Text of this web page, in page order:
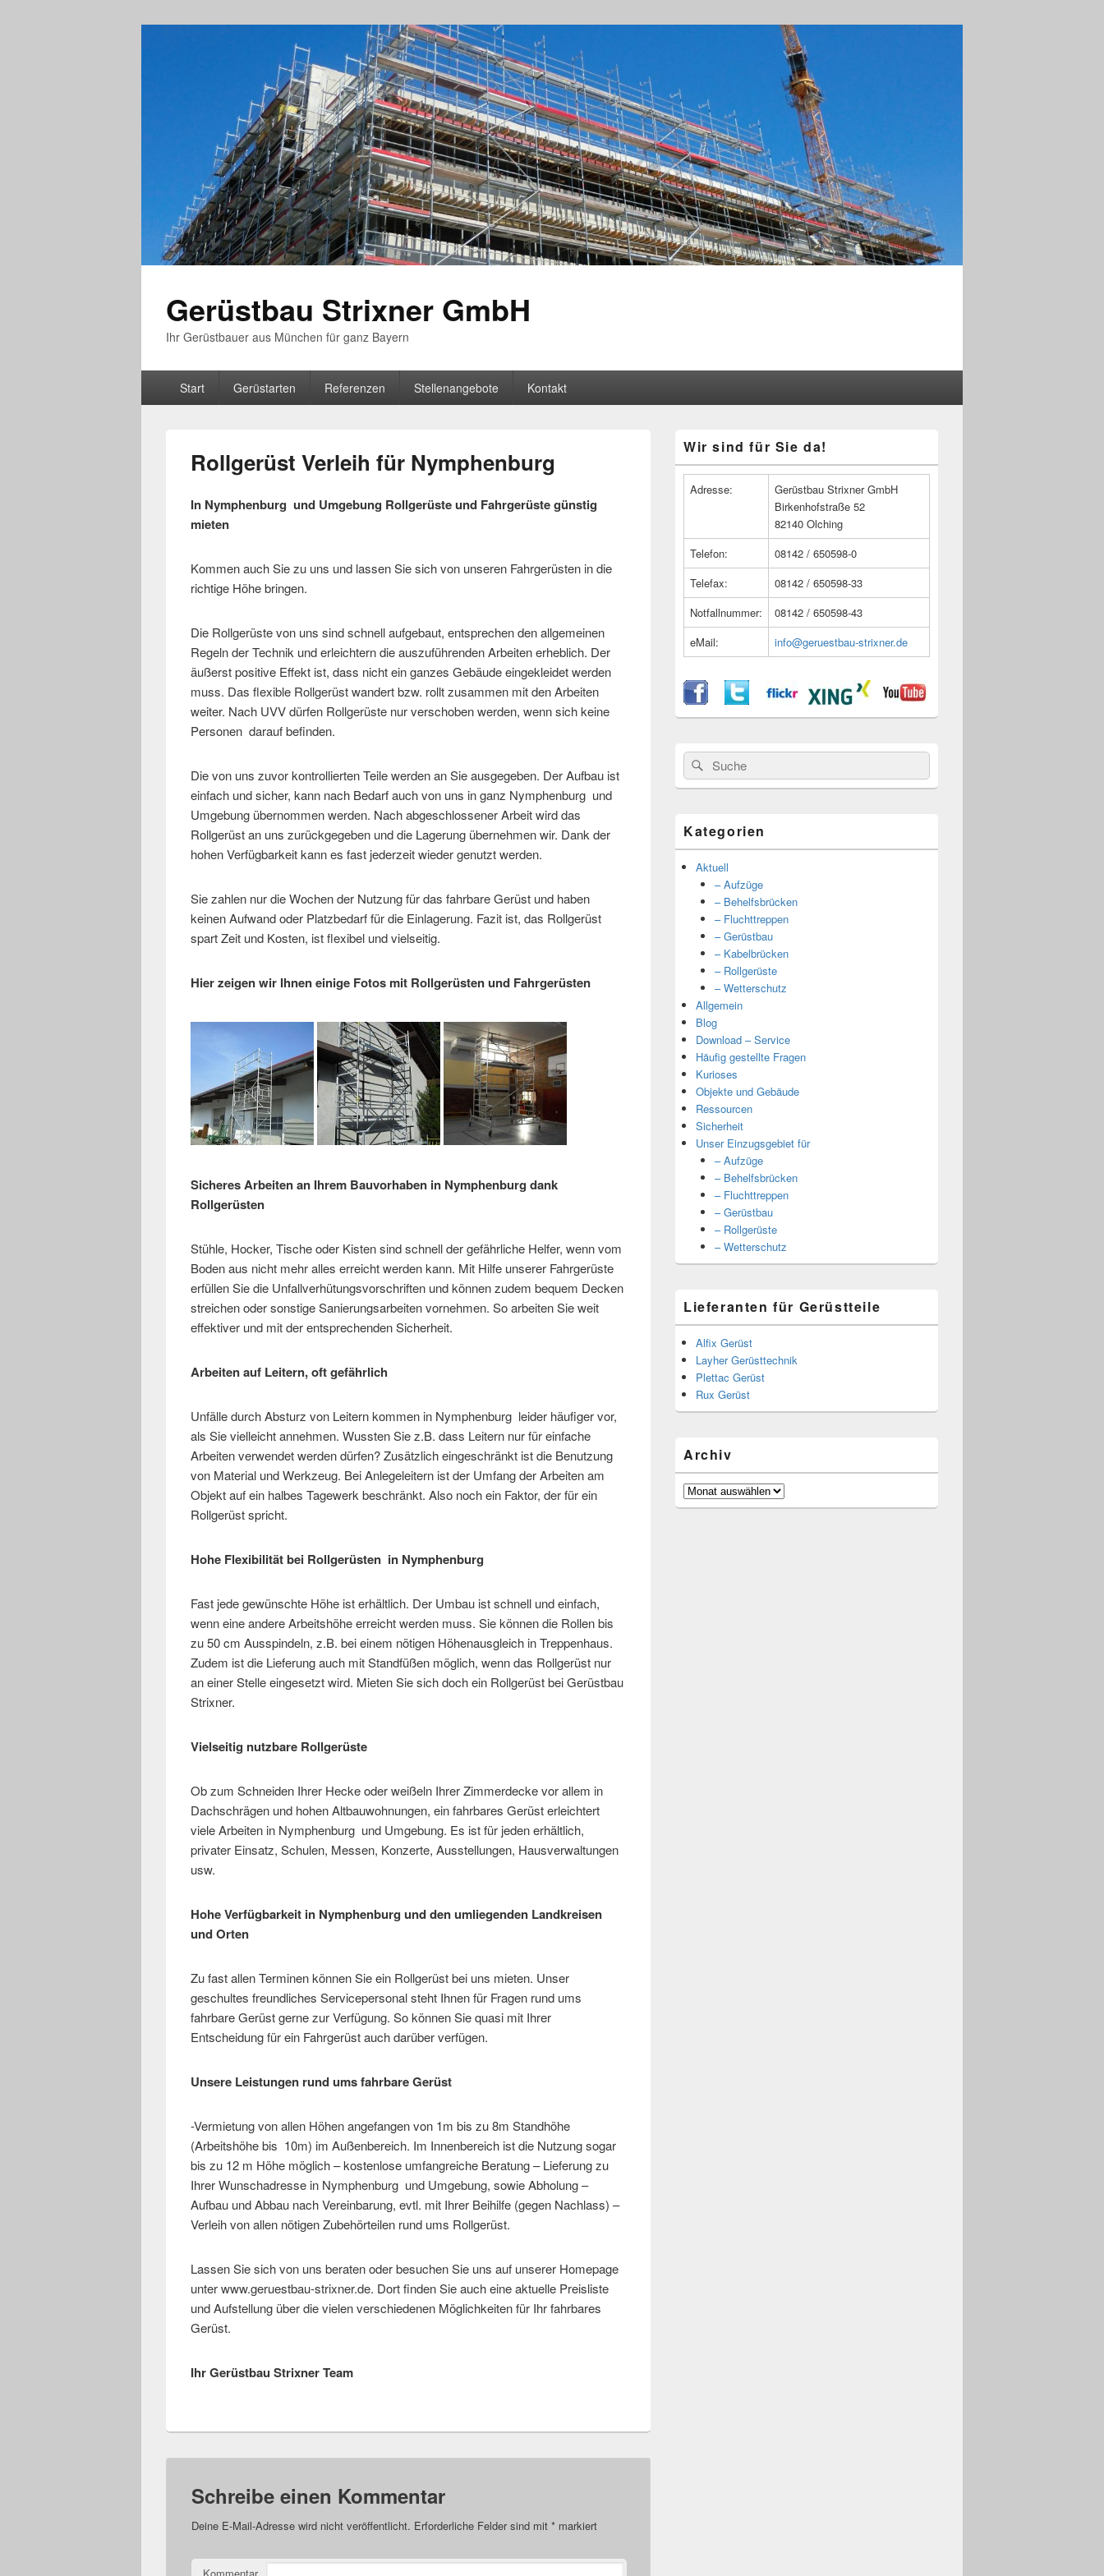
Gerüstbau Strixner GmbH
Ihr Gerüstbauer aus München für ganz Bayern
Start Gerüstarten Referenzen Stellenangebote Kontakt
Rollgerüst Verleih für Nymphenburg
In Nymphenburg und Umgebung Rollgerüste und Fahrgerüste günstig
mieten
Kommen auch Sie zu uns und lassen Sie sich von unseren Fahrgerüsten in die
richtige Höhe bringen.
Die Rollgerüste von uns sind schnell aufgebaut, entsprechen den allgemeinen
Regeln der Technik und erleichtern die auszuführenden Arbeiten erheblich. Der
äußerst positive Effekt ist, dass nicht ein ganzes Gebäude eingekleidet werden
muss. Das flexible Rollgerüst wandert bzw. rollt zusammen mit den Arbeiten
weiter. Nach UVV dürfen Rollgerüste nur verschoben werden, wenn sich keine
Personen darauf befinden.
Die von uns zuvor kontrollierten Teile werden an Sie ausgegeben. Der Aufbau ist
einfach und sicher, kann nach Bedarf auch von uns in ganz Nymphenburg und
Umgebung übernommen werden. Nach abgeschlossener Arbeit wird das
Rollgerüst an uns zurückgegeben und die Lagerung übernehmen wir. Dank der
hohen Verfügbarkeit kann es fast jederzeit wieder genutzt werden.
Sie zahlen nur die Wochen der Nutzung für das fahrbare Gerüst und haben
keinen Aufwand oder Platzbedarf für die Einlagerung. Fazit ist, das Rollgerüst
spart Zeit und Kosten, ist flexibel und vielseitig.
Hier zeigen wir Ihnen einige Fotos mit Rollgerüsten und Fahrgerüsten
Sicheres Arbeiten an Ihrem Bauvorhaben in Nymphenburg dank
Rollgerüsten
Stühle, Hocker, Tische oder Kisten sind schnell der gefährliche Helfer, wenn vom
Boden aus nicht mehr alles erreicht werden kann. Mit Hilfe unserer Fahrgerüste
erfüllen Sie die Unfallverhütungsvorschriften und können zudem bequem Decken
streichen oder sonstige Sanierungsarbeiten vornehmen. So arbeiten Sie weit
effektiver und mit der entsprechenden Sicherheit.
Arbeiten auf Leitern, oft gefährlich
Unfälle durch Absturz von Leitern kommen in Nymphenburg leider häufiger vor,
als Sie vielleicht annehmen. Wussten Sie z.B. dass Leitern nur für einfache
Arbeiten verwendet werden dürfen? Zusätzlich eingeschränkt ist die Benutzung
von Material und Werkzeug. Bei Anlegeleitern ist der Umfang der Arbeiten am
Objekt auf ein halbes Tagewerk beschränkt. Also noch ein Faktor, der für ein
Rollgerüst spricht.
Hohe Flexibilität bei Rollgerüsten in Nymphenburg
Fast jede gewünschte Höhe ist erhältlich. Der Umbau ist schnell und einfach,
wenn eine andere Arbeitshöhe erreicht werden muss. Sie können die Rollen bis
zu 50 cm Ausspindeln, z.B. bei einem nötigen Höhenausgleich in Treppenhaus.
Zudem ist die Lieferung auch mit Standfüßen möglich, wenn das Rollgerüst nur
an einer Stelle eingesetzt wird. Mieten Sie sich doch ein Rollgerüst bei Gerüstbau
Strixner.
Vielseitig nutzbare Rollgerüste
Ob zum Schneiden Ihrer Hecke oder weißeln Ihrer Zimmerdecke vor allem in
Dachschrägen und hohen Altbauwohnungen, ein fahrbares Gerüst erleichtert
viele Arbeiten in Nymphenburg und Umgebung. Es ist für jeden erhältlich,
privater Einsatz, Schulen, Messen, Konzerte, Ausstellungen, Hausverwaltungen
usw.
Hohe Verfügbarkeit in Nymphenburg und den umliegenden Landkreisen
und Orten
Zu fast allen Terminen können Sie ein Rollgerüst bei uns mieten. Unser
geschultes freundliches Servicepersonal steht Ihnen für Fragen rund ums
fahrbare Gerüst gerne zur Verfügung. So können Sie quasi mit Ihrer
Entscheidung für ein Fahrgerüst auch darüber verfügen.
Unsere Leistungen rund ums fahrbare Gerüst
-Vermietung von allen Höhen angefangen von 1m bis zu 8m Standhöhe
(Arbeitshöhe bis 10m) im Außenbereich. Im Innenbereich ist die Nutzung sogar
bis zu 12 m Höhe möglich – kostenlose umfangreiche Beratung – Lieferung zu
Ihrer Wunschadresse in Nymphenburg und Umgebung, sowie Abholung –
Aufbau und Abbau nach Vereinbarung, evtl. mit Ihrer Beihilfe (gegen Nachlass) –
Verleih von allen nötigen Zubehörteilen rund ums Rollgerüst.
Lassen Sie sich von uns beraten oder besuchen Sie uns auf unserer Homepage
unter www.geruestbau-strixner.de. Dort finden Sie auch eine aktuelle Preisliste
und Aufstellung über die vielen verschiedenen Möglichkeiten für Ihr fahrbares
Gerüst.
Ihr Gerüstbau Strixner Team
Schreibe einen Kommentar
Deine E-Mail-Adresse wird nicht veröffentlicht. Erforderliche Felder sind mit * markiert
Kommentar
Seitenleisten
Widget-
Wir sind für Sie da!
Adresse:
Gerüstbau Strixner GmbH
Birkenhofstraße 52
82140 Olching
Telefon:
08142 / 650598-0
Telefax:
08142 / 650598-33
Notfallnummer:
08142 / 650598-43
eMail:
info@geruestbau-strixner.de
Suche
nach:
Kategorien
Aktuell
– Aufzüge
– Behelfsbrücken
– Fluchttreppen
– Gerüstbau
– Kabelbrücken
– Rollgerüste
– Wetterschutz
Allgemein
Blog
Download – Service
Häufig gestellte Fragen
Kurioses
Objekte und Gebäude
Ressourcen
Sicherheit
Unser Einzugsgebiet für
– Aufzüge
– Behelfsbrücken
– Fluchttreppen
– Gerüstbau
– Rollgerüste
– Wetterschutz
Lieferanten für Gerüstteile
Alfix Gerüst
Layher Gerüsttechnik
Plettac Gerüst
Rux Gerüst
Archiv
Archiv